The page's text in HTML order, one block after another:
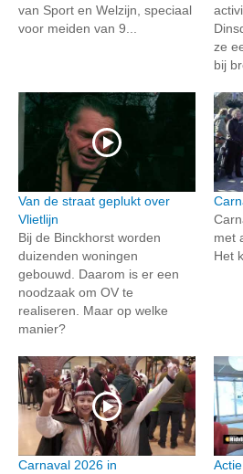
van Sport en Welzijn, speciaal
voor meiden van 9...
ze
bij
Van de straat geplukt over
Vlietlijn
Bij de Binckhorst worden
duizenden woningen
gebouwd. Daarom is er een
noodzaak om OV te
realiseren. Maar op welke
manier?
met
Het
Carnaval 2026 in